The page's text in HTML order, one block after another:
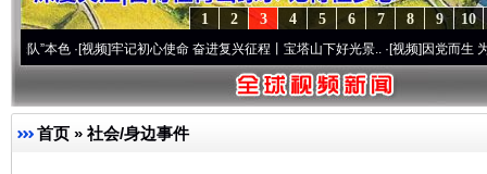
10
9
8
7
6
5
4
3
2
1
·[视频]牢记初心使命 奋进复兴征程丨宝塔山下好光景..·[视频]因党而生 为党而战
首页 » 社会/身边事件